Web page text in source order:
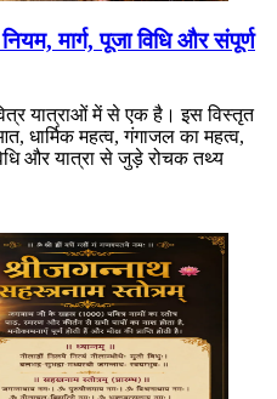
मार्ग, पूजा विधि और संपूर्ण
यात्राओं में से एक है। इस विस्तृत
धार्मिक महत्व, गंगाजल का महत्व,
और यात्रा से जुड़े रोचक तथ्य